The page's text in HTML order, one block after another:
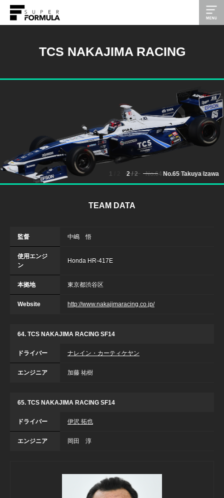
TCS NAKAJIMA RACING
2/ 2 No.65 Takuya Izawa
TEAM DATA
監督 中嶋 悟
使用エンジ
ン
Honda HR-417E
本拠地 東京都渋谷区
Website http://www.nakajimaracing.co.jp/
64. TCS NAKAJIMA RACING SF14
ドライバー ナレイン・カーティケヤン
エンジニア 加藤 祐樹
65. TCS NAKAJIMA RACING SF14
ドライバー 伊沢 拓也
エンジニア 岡田 淳